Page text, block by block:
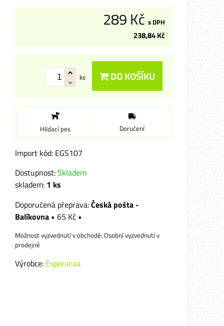
289 Kč s DPH
238,84 Kč
ks DO KOŠÍKU
Hlídací pes Doručení
Import kód: EGS107
Dostupnost:Skladem
skladem: 1 ks
Česká pošta -
Balíkovna • 65 Kč •
Osobní vyzvednutí v
prodejně
Výrobce: Esperanza